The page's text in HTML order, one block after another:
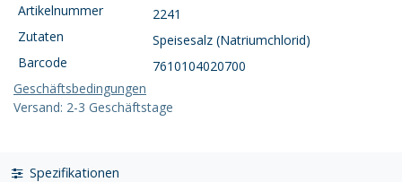
Artikelnummer
2241
Zutaten
Speisesalz (Natriumchlorid)
Barcode
7610104020700
Geschäftsbedingungen
Versand: 2-3 Geschäftstage
Spezifikationen